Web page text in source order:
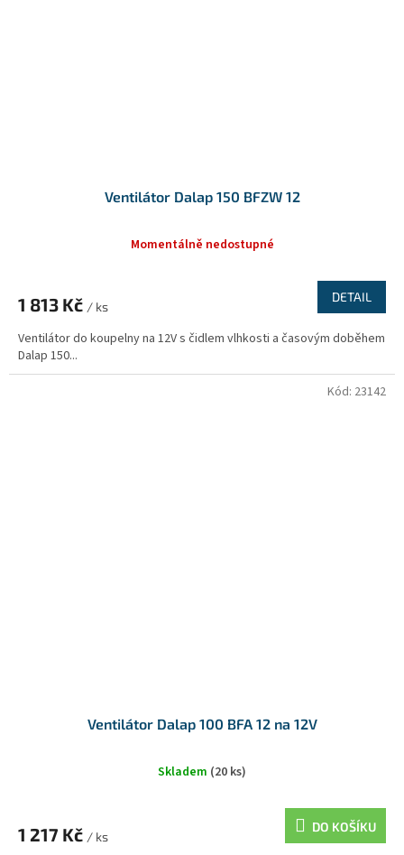
Ventilátor Dalap 150 BFZW 12
Momentálně nedostupné
1 813 Kč / ks
DETAIL
Ventilátor do koupelny na 12V s čidlem vlhkosti a časovým doběhem
Dalap 150...
Ventilátor Dalap 100 BFA 12 na 12V
Skladem (20 ks)
1 217 Kč / ks
DO KOŠÍKU
Kód: 23142